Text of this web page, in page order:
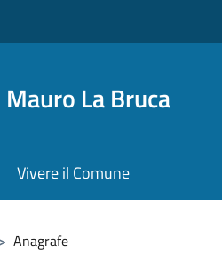
La Bruca
Vivere il Comune
> Anagrafe